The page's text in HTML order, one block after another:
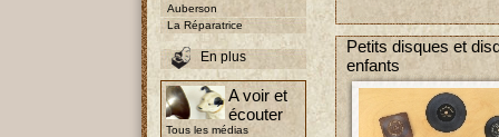
Auberson
La Réparatrice
En plus
A voir et
écouter
Tous les médias
Petits disques et
enfants